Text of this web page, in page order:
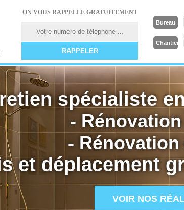
ON VOUS RAPPELLE GRATUITEMENT
Bureau
Chantier
spécialiste
-
-
et déplacement
VOIR NOS